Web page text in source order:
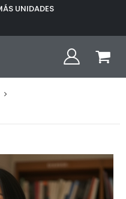
UNIDADES